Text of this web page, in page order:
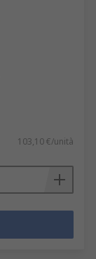
103,10 €/unità